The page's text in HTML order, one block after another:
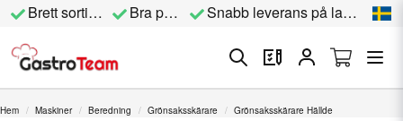
Brett sortiment Bra priser Snabb leverans på lagervara
Hem Maskiner Beredning Grönsaksskärare Grönsaksskärare Hällde